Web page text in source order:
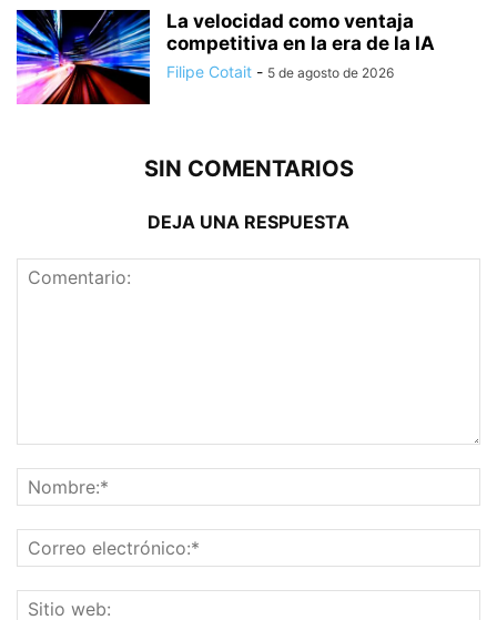
La velocidad como ventaja
competitiva en la era de la IA
Filipe Cotait - 5 de agosto de 2026
SIN COMENTARIOS
DEJA UNA RESPUESTA